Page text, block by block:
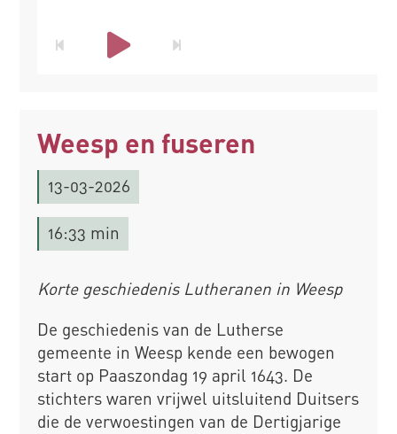
Weesp en fuseren
13-03-2026
16:33 min
Korte geschiedenis Lutheranen in Weesp
De geschiedenis van de Lutherse
gemeente in Weesp kende een bewogen
start op Paaszondag 19 april 1643. De
stichters waren vrijwel uitsluitend Duitsers
die de verwoestingen van de Dertigjarige